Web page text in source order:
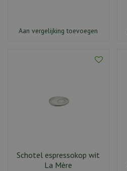
Aan vergelijking toevoegen
Schotel espressokop wit
La Mère